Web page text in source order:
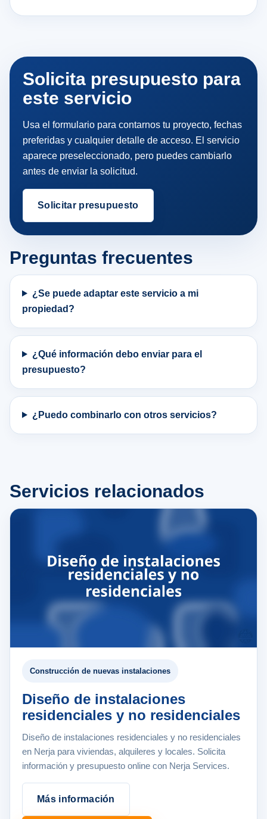
Solicita presupuesto para
este servicio
Usa el formulario para contarnos tu proyecto, fechas
preferidas y cualquier detalle de acceso. El servicio
aparece preseleccionado, pero puedes cambiarlo
antes de enviar la solicitud.
Solicitar presupuesto
Preguntas frecuentes
¿Se puede adaptar este servicio a mi
propiedad?
¿Qué información debo enviar para el
presupuesto?
¿Puedo combinarlo con otros servicios?
Servicios relacionados
Construcción de nuevas instalaciones
Diseño de instalaciones
residenciales y no residenciales
Diseño de instalaciones residenciales y no residenciales
en Nerja para viviendas, alquileres y locales. Solicita
información y presupuesto online con Nerja Services.
Más información